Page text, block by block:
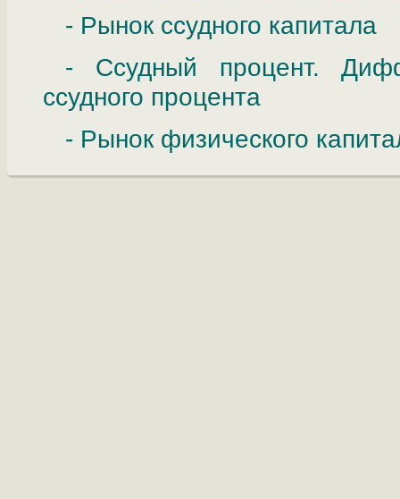
- Рынок ссудного капитала
- Ссудный процент.
ссудного процента
- Рынок физического